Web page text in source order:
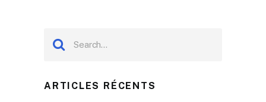
ARTICLES RÉCENTS